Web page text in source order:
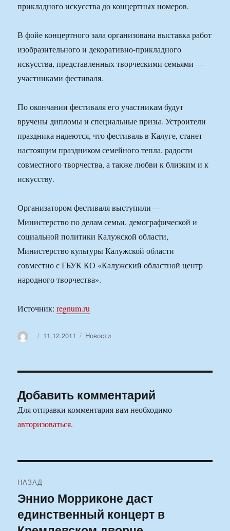
прикладного искусства до концертных номеров.
В фойе концертного зала организована выставка работ
изобразительного и декоративно-прикладного
искусства, представленных творческими семьями —
участниками фестиваля.
По окончании фестиваля его участникам будут
вручены дипломы и специальные призы. Устроители
праздника надеются, что фестиваль в Калуге, станет
настоящим праздником семейного тепла, радости
совместного творчества, а также любви к близким и к
искусству.
Организатором фестиваля выступили —
Министерство по делам семьи, демографической и
социальной политики Калужской области,
Министерство культуры Калужской области
совместно с ГБУК КО «Калужский областной центр
народного творчества».
Источник:regnum.ru
АвторОпубликовано
11.12.2011 Рубрики
Новости
Добавить комментарий
Для отправки комментария вам необходимо
авторизоваться.
по
записям
НАЗАД
Предыдущая
запись:
Эннио Морриконе даст
единственный концерт в